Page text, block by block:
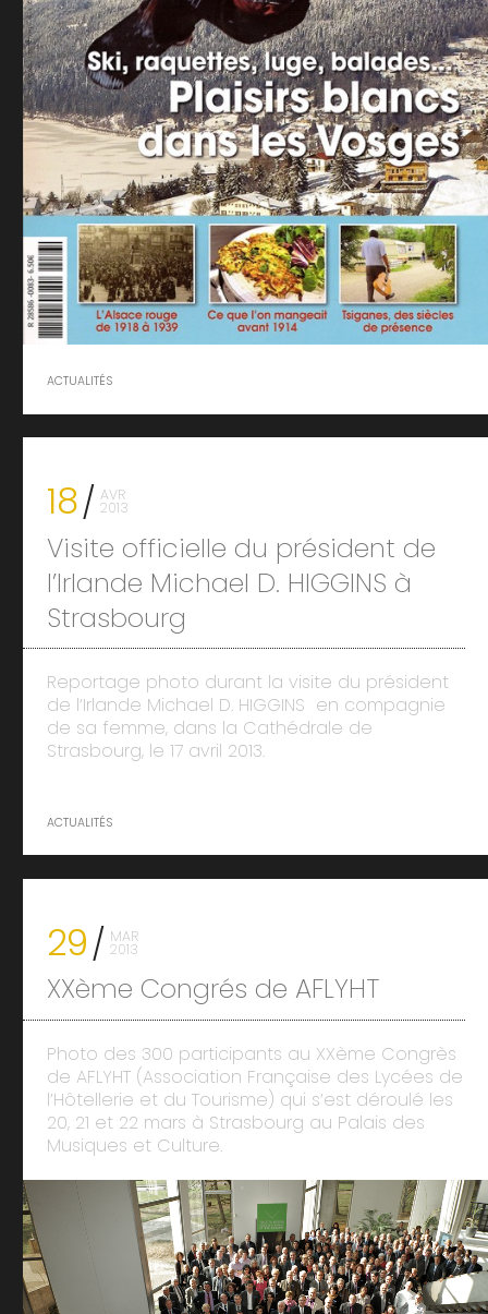
ACTUALITÉS
18 AVR
2013
Visite officielle du président de
l’Irlande Michael D. HIGGINS à
Strasbourg
Reportage photo durant la visite du président
de l’Irlande Michael D. HIGGINS en compagnie
de sa femme, dans la Cathédrale de
Strasbourg, le 17 avril 2013.
ACTUALITÉS
29 MAR
2013
XXème Congrés de AFLYHT
Photo des 300 participants au XXème Congrès
de AFLYHT (Association Française des Lycées de
l’Hôtellerie et du Tourisme) qui s’est déroulé les
20, 21 et 22 mars à Strasbourg au Palais des
Musiques et Culture.